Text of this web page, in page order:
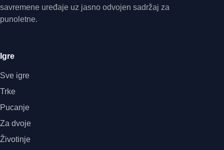
savremene uređaje uz jasno odvojen sadržaj za
punoletne.
Igre
Sve igre
Trke
Pucanje
Za dvoje
Životinje